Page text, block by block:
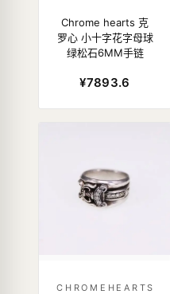
Chrome hearts 克
罗心 小十字花字母球
绿松石6MM手链
¥7893.6
CHROMEHEARTS